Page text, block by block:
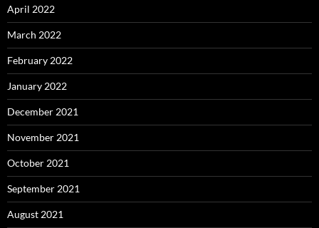
April 2022
March 2022
February 2022
January 2022
December 2021
November 2021
October 2021
September 2021
August 2021